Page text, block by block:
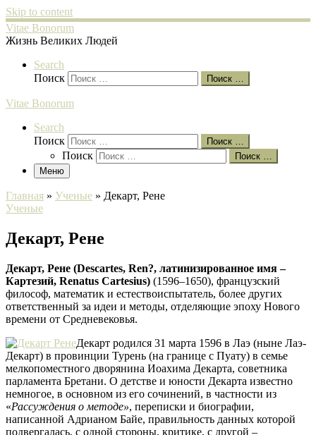
Skip to content
Vitae Bonorum
Жизнь Великих Людей
Search
Поиск
Поиск …
Vitae Bonorum
Search
Поиск
Поиск …
Поиск
Поиск …
Меню
Главная » Ученые » Декарт, Рене
Ученые
Декарт, Рене
Декарт, Рене (Descartes, Ren?, латинизированное имя –
Картезий, Renatus Cartesius) (1596–1650), французский
философ, математик и естествоиспытатель, более других
ответственный за идеи и методы, отделяющие эпоху Нового
времени от Cредневековья.
Декарт родился 31 марта 1596 в Лаэ (ныне Лаэ-
Декарт) в провинции Турень (на границе с Пуату) в семье
мелкопоместного дворянина Иоахима Декарта, советника
парламента Бретани. О детстве и юности Декарта известно
немногое, в основном из его сочинений, в частности из
«Рассуждения о методе», переписки и биографии,
написанной Адрианом Байе, правильность данных которой
подвергалась, с одной стороны, критике, с другой –